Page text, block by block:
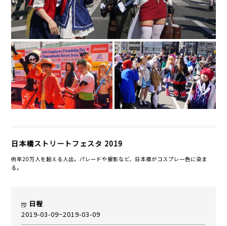
日本橋ストリートフェスタ 2019
例年20万人を超える人出。パレードや撮影など、日本橋がコスプレ一色に染ま
る。
日程
2019-03-09~2019-03-09